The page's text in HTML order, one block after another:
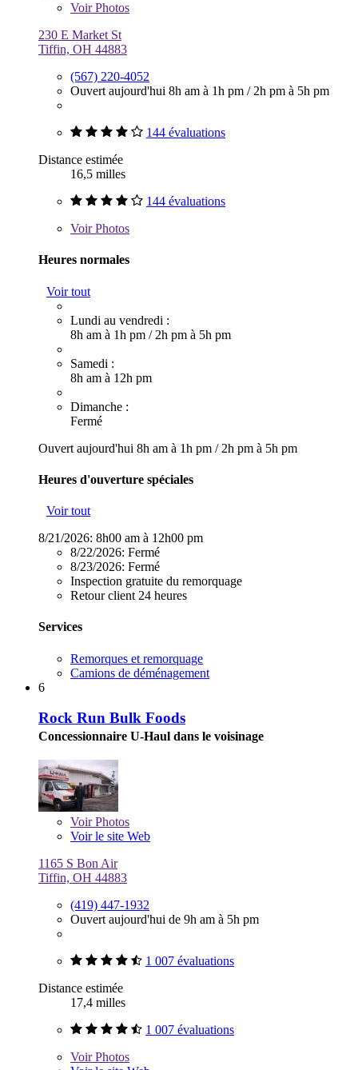
VoirPhotos
230 E Market St
Tiffin, OH 44883
(567) 220-4052
Ouvert aujourd'hui 8h am à 1h pm / 2h pm à 5h pm
144 évaluations
Distance estimée
16,5 milles
144 évaluations
VoirPhotos
Heures normales
Voir tout
Lundi au vendredi :
8h am à 1h pm / 2h pm à 5h pm
Samedi :
8h am à 12h pm
Dimanche :
Fermé
Ouvert aujourd'hui 8h am à 1h pm / 2h pm à 5h pm
Heures d'ouverture spéciales
Voir tout
8/21/2026: 8h00 am à 12h00 pm
8/22/2026: Fermé
8/23/2026: Fermé
Inspection gratuite du remorquage
Retour client 24 heures
Services
Remorques et remorquage
Camions de déménagement
6
Rock Run Bulk Foods
Concessionnaire U-Haul dans le voisinage
VoirPhotos
Voir le site Web
1165 S Bon Air
Tiffin, OH 44883
(419) 447-1932
Ouvert aujourd'hui de 9h am à 5h pm
1 007 évaluations
Distance estimée
17,4 milles
1 007 évaluations
VoirPhotos